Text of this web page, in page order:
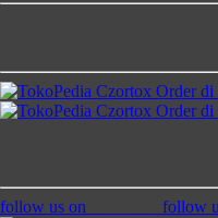
Order di
Order di
follow us on follow